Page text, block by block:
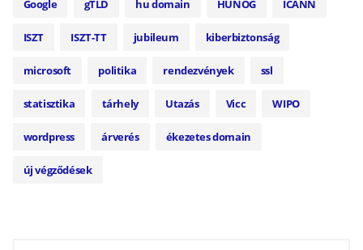
Google gTLD hu domain HUNOG ICANN
ISZT ISZT-TT jubileum kiberbiztonság
microsoft politika rendezvények ssl
statisztika tárhely Utazás Vicc WIPO
wordpress árverés ékezetes domain
új végződések